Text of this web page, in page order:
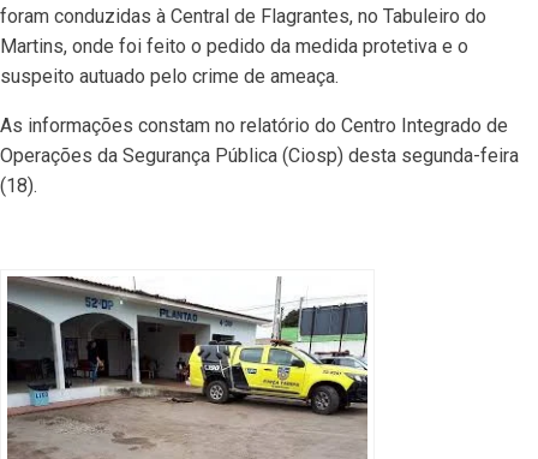
foram conduzidas à Central de Flagrantes, no Tabuleiro do
Martins, onde foi feito o pedido da medida protetiva e o
suspeito autuado pelo crime de ameaça.
As informações constam no relatório do Centro Integrado de
Operações da Segurança Pública (Ciosp) desta segunda-feira
(18).